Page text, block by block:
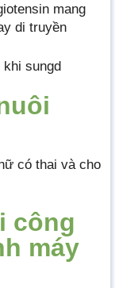
mang
di truyền
sungd
có thai và cho
công
máy